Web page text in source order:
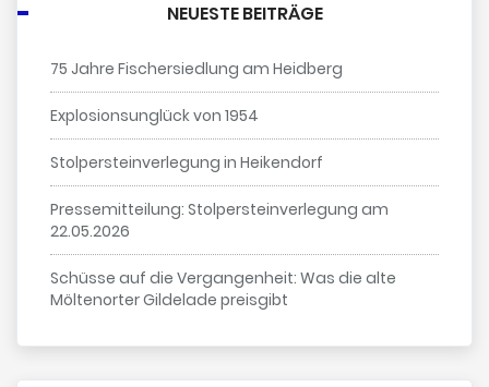
NEUESTE BEITRÄGE
75 Jahre Fischersiedlung am Heidberg
Explosionsunglück von 1954
Stolpersteinverlegung in Heikendorf
Pressemitteilung: Stolpersteinverlegung am
22.05.2026
Schüsse auf die Vergangenheit: Was die alte
Möltenorter Gildelade preisgibt